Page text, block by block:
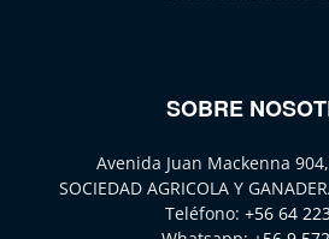
SOBRE
Avenida Juan Mackenna
SOCIEDAD AGRICOLA Y
Teléfono: +56 64